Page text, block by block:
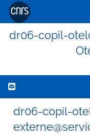
dr06-copil-
dr06-copil-